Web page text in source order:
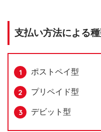
支払い方法による種
ポストペイ型
プリペイド型
デビット型